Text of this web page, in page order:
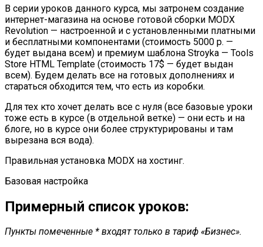
В серии уроков данного курса, мы затронем создание
интернет-магазина на основе готовой сборки MODX
Revolution — настроенной и с установленными платными
и бесплатными компонентами (стоимость 5000 р. —
будет выдана всем) и премиум шаблона Stroyka — Tools
Store HTML Template (стоимость 17$ — будет выдан
всем). Будем делать все на готовых дополнениях и
стараться обходится тем, что есть из коробки.
Для тех кто хочет делать все с нуля (все базовые уроки
тоже есть в курсе (в отдельной ветке) — они есть и на
блоге, но в курсе они более структурированы и там
вырезана вся вода).
Правильная установка MODX на хостинг.
Базовая настройка
Примерный список уроков:
Пункты помеченные * входят только в тариф «Бизнес».